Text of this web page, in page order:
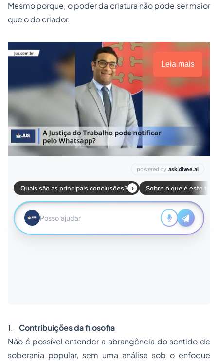
Mesmo porque, o poder da criatura não pode ser maior
que o do criador.
Leia mais
1. Contribuições da filosofia
Não é possível entender a abrangência do sentido de
soberania popular, sem uma análise sob o enfoque